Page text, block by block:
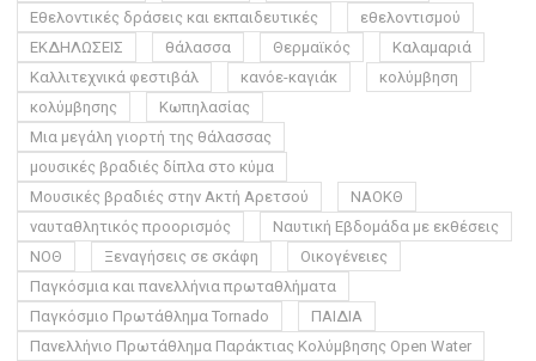
Εθελοντικές δράσεις και εκπαιδευτικές
εθελοντισμού
ΕΚΔΗΛΩΣΕΙΣ
θάλασσα Θερμαϊκός
Καλαμαριά
Καλλιτεχνικά φεστιβάλ
κανόε-καγιάκ
κολύμβηση
κολύμβησης
Κωπηλασίας
Μια μεγάλη γιορτή της θάλασσας
μουσικές βραδιές δίπλα στο κύμα
Μουσικές βραδιές στην Ακτή Αρετσού
ΝΑΟΚΘ
ναυταθλητικός προορισμός
Ναυτική Εβδομάδα με εκθέσεις
ΝΟΘ
Ξεναγήσεις σε σκάφη
Οικογένειες
Παγκόσμια και πανελλήνια πρωταθλήματα
Παγκόσμιο Πρωτάθλημα Tornado
ΠΑΙΔΙΑ
Πανελλήνιο Πρωτάθλημα Παράκτιας Κολύμβησης Open Water